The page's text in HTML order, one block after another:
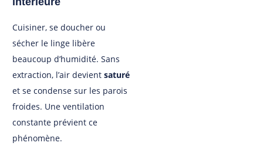
Cuisiner, se doucher ou
sécher le linge libère
beaucoup d’humidité. Sans
extraction, l’air devient saturé
et se condense sur les parois
froides. Une ventilation
constante prévient ce
phénomène.